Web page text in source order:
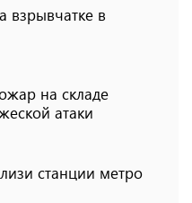
взрывчатке в
на складе
атаки
станции метро